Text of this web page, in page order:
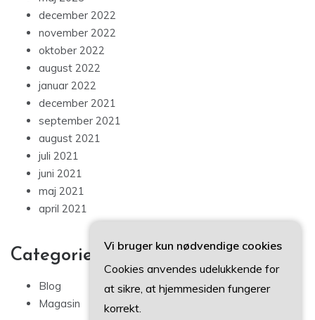
december 2022
november 2022
oktober 2022
august 2022
januar 2022
december 2021
september 2021
august 2021
juli 2021
juni 2021
maj 2021
april 2021
Categories
Blog
Magasin
Vi bruger kun nødvendige cookies
Cookies anvendes udelukkende for
at sikre, at hjemmesiden fungerer
korrekt.